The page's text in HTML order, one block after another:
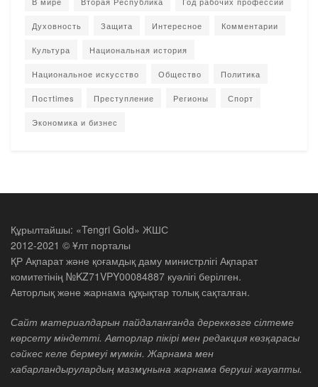
Духовность Защита Интересное Комментарии
Культура Национальная история
Национальное искусство Общество Политика
Постtimes Преступление Регионы Спорт
Экономика и бизнес
Құрылтайшы: «Tengri Gold» ЖШС
2012-2021 © Ұлт порталы
ҚР Ақпарат және қоғамдық даму министрлігі Ақпарат
комитетінің №KZ71VPY00084887 куәлігі берілген.
Авторлық және жарнама құқықтар толық сақталған.
Сайт материалдарын пайдаланғанда дереккөзге сілтеме
көрсету міндетті. Авторлар пікірі мен редакция көзқарасы
сәйкес келе бермеуі мүмкін. Жарнама мен
хабарландырулардың мазмұнына жарнама беруші жауапты.